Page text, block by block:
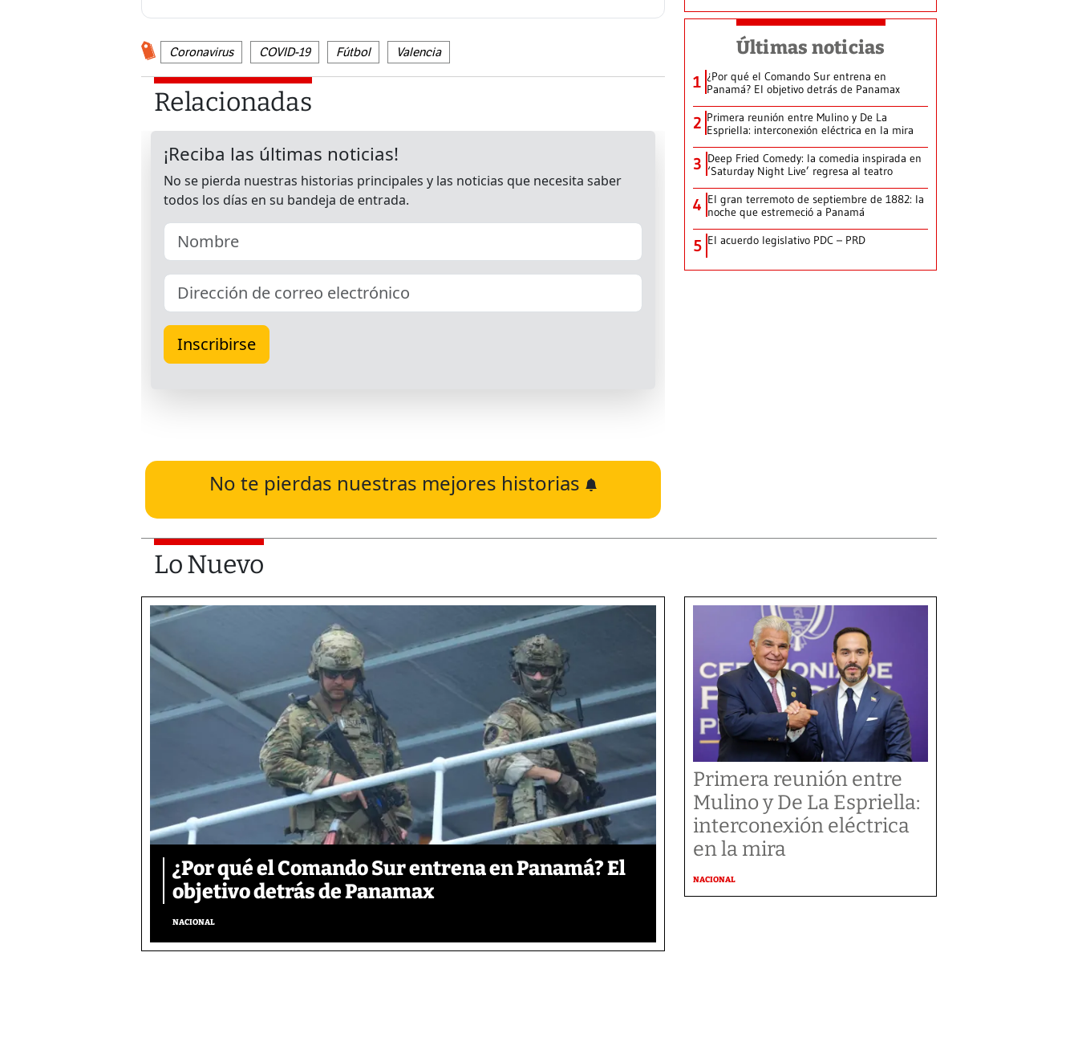
Coronavirus COVID-19 Fútbol Valencia
Relacionadas
No te pierdas nuestras mejores historias
Últimas noticias
1 ¿Por qué el Comando Sur entrena en
Panamá? El objetivo detrás de Panamax
2 Primera reunión entre Mulino y De La
Espriella: interconexión eléctrica en la mira
3 Deep Fried Comedy: la comedia inspirada en
‘Saturday Night Live’ regresa al teatro
4 El gran terremoto de septiembre de 1882: la
noche que estremeció a Panamá
5 El acuerdo legislativo PDC – PRD
Lo Nuevo
¿Por qué el Comando Sur entrena en Panamá? El
objetivo detrás de Panamax
NACIONAL
Primera reunión entre
Mulino y De La Espriella:
interconexión eléctrica
en la mira
NACIONAL